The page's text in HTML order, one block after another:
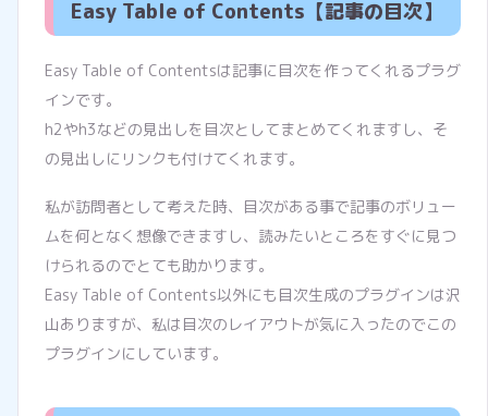
Easy Table of Contents【記事の目次】
Easy Table of Contentsは記事に目次を作ってくれるプラグ
インです。
h2やh3などの見出しを目次としてまとめてくれますし、そ
の見出しにリンクも付けてくれます。
私が訪問者として考えた時、目次がある事で記事のボリュー
ムを何となく想像できますし、読みたいところをすぐに見つ
けられるのでとても助かります。
Easy Table of Contents以外にも目次生成のプラグインは沢
山ありますが、私は目次のレイアウトが気に入ったのでこの
プラグインにしています。